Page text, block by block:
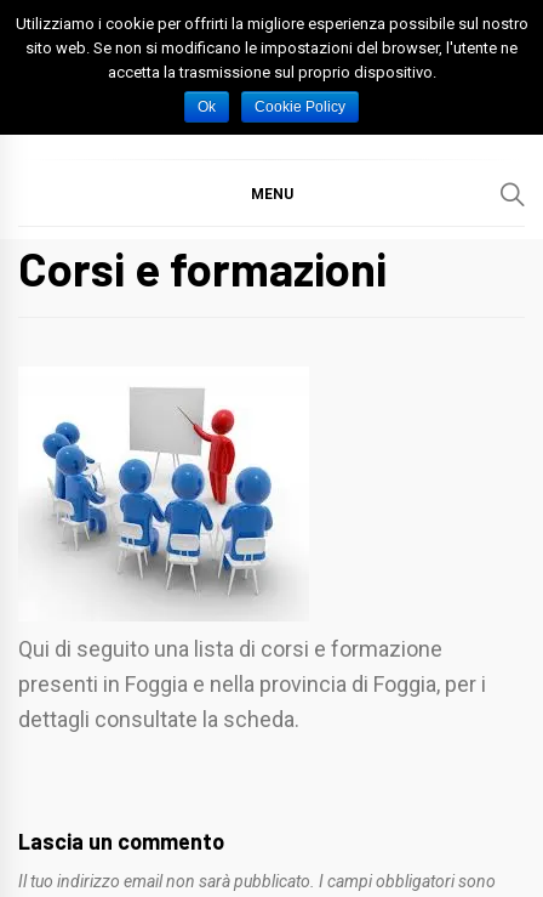
Skip
Spazio Foggia
Foggia News Calcio Eventi e Attività nella Capitanata
MENU
Corsi e formazioni
Qui di seguito una lista di corsi e formazione
presenti in Foggia e nella provincia di Foggia, per i
dettagli consultate la scheda.
Lascia un commento
Il tuo indirizzo email non sarà pubblicato. I campi obbligatori sono
Utilizziamo i cookie per offrirti la migliore esperienza possibile sul nostro
sito web. Se non si modificano le impostazioni del browser, l'utente ne
accetta la trasmissione sul proprio dispositivo.
Ok Cookie Policy